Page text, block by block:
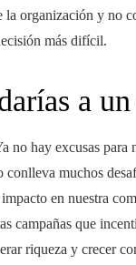
la organización y no
más difícil.
a
no hay excusas
muchos
en nuestra
campañas que
riqueza y crecer